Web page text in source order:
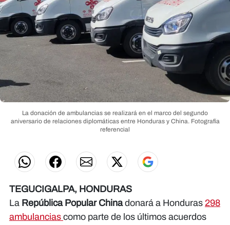
La donación de ambulancias se realizará en el marco del segundo
aniversario de relaciones diplomáticas entre Honduras y China. Fotografía
referencial
TEGUCIGALPA, HONDURAS
La República Popular Chinadonará a Honduras 298
ambulancias como parte de los últimos acuerdos